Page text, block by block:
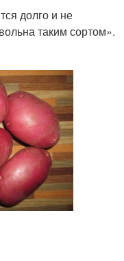
долго и не
таким сортом».